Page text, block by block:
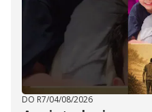
DO R7/04/08/2026